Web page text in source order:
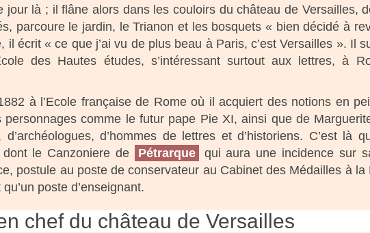
jour là ; il flâne alors dans les couloirs du château de Versailles,
parcoure le jardin, le Trianon et les bosquets « bien décidé à
il écrit « ce que j’ai vu de plus beau à Paris, c’est Versailles ». Il
des Hautes études, s’intéressant surtout aux lettres, à
à l’Ecole française de Rome où il acquiert des notions en
personnages comme le futur pape Pie XI, ainsi que de
d’hommes de lettres et d’historiens. C’est là
dont le Canzoniere de
Pétrarque
qui aura une incidence sur
postule au poste de conservateur au Cabinet des Médailles à la
poste d’enseignant.
chef du château de Versailles